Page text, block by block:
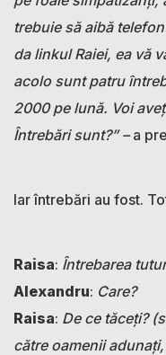
trebuie să aibă
da linkul Raiei, ea vă
acolo sunt patru
2000 pe lună. Voi
Întrebări sunt?” –a
Iar întrebări au fost.
Raisa: Întrebarea
Alexandru: Care?
Raisa: De ce tăceți?
către oamenii